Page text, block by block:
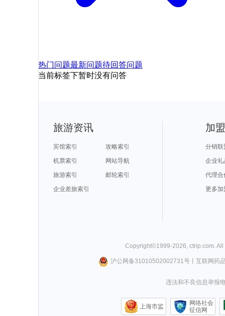
热门问题最新问题待回答问题
当前标签下暂时没有问答
旅游资讯
宾馆索引
攻略索引
机票索引
网站导航
旅游索引
邮轮索引
企业差旅索引
加
分销联
企业礼
代理合
更多加
Copyright©1999-2026, ctrip.com.
沪公网备31010502002731号丨 互联网药
违法和不良信息举报
上海市监
网络社会
征信网